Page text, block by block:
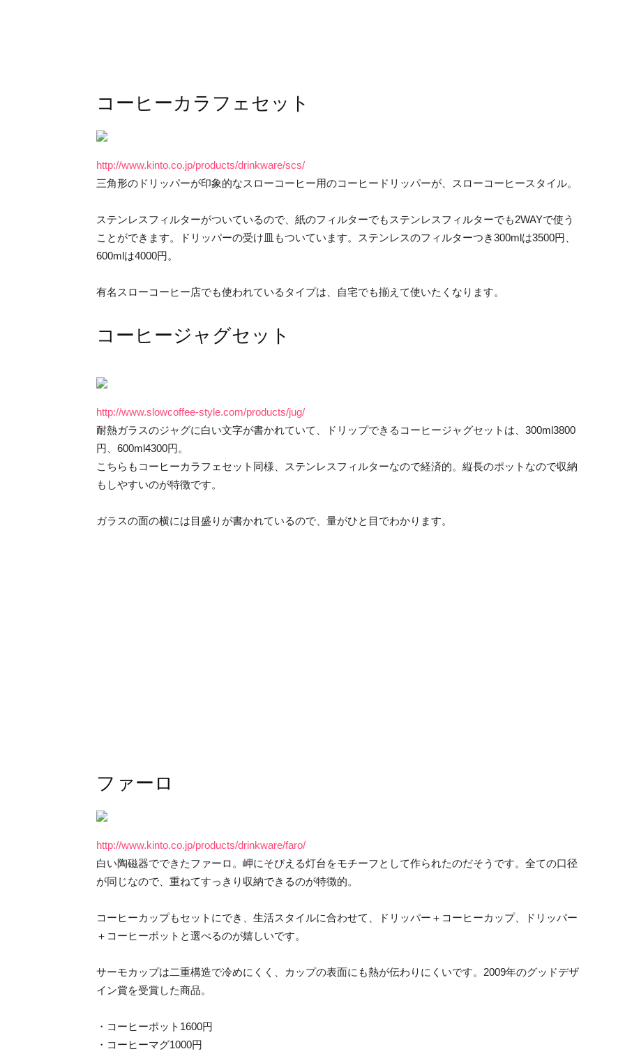
コーヒーカラフェセット
http://www.kinto.co.jp/products/drinkware/scs/
三角形のドリッパーが印象的なスローコーヒー用のコーヒードリッパーが、スローコーヒースタイル。
ステンレスフィルターがついているので、紙のフィルターでもステンレスフィルターでも2WAYで使う
ことができます。ドリッパーの受け皿もついています。ステンレスのフィルターつき300mlは3500円、
600mlは4000円。
有名スローコーヒー店でも使われているタイプは、自宅でも揃えて使いたくなります。
コーヒージャグセット
http://www.slowcoffee-style.com/products/jug/
耐熱ガラスのジャグに白い文字が書かれていて、ドリップできるコーヒージャグセットは、300ml3800
円、600ml4300円。
こちらもコーヒーカラフェセット同様、ステンレスフィルターなので経済的。縦長のポットなので収納
もしやすいのが特徴です。
ガラスの面の横には目盛りが書かれているので、量がひと目でわかります。
ファーロ
http://www.kinto.co.jp/products/drinkware/faro/
白い陶磁器でできたファーロ。岬にそびえる灯台をモチーフとして作られたのだそうです。全ての口径
が同じなので、重ねてすっきり収納できるのが特徴的。
コーヒーカップもセットにでき、生活スタイルに合わせて、ドリッパー＋コーヒーカップ、ドリッパー
＋コーヒーポットと選べるのが嬉しいです。
サーモカップは二重構造で冷めにくく、カップの表面にも熱が伝わりにくいです。2009年のグッドデザ
イン賞を受賞した商品。
・コーヒーポット1600円
・コーヒーマグ1000円